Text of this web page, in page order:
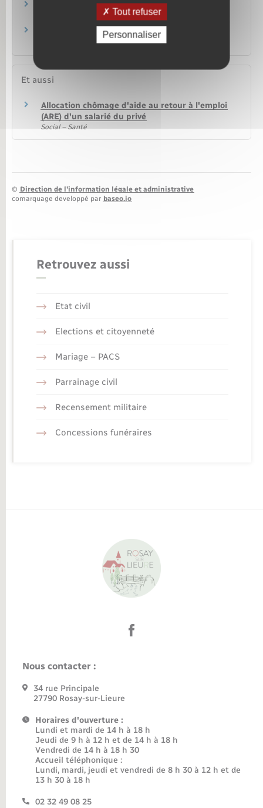
Faute grave ou lourde commise pendant un
préavis : quelles conséquences ?
Le salarié et l'employeur peuvent-ils régler un
conflit à l'amiable ?
Et aussi
Allocation chômage d'aide au retour à l'emploi
(ARE) d'un salarié du privé
Social – Santé
© Direction de l’information légale et administrative
comarquage developpé par baseo.io
Retrouvez aussi
Etat civil
Elections et citoyenneté
Mariage – PACS
Parrainage civil
Recensement militaire
Concessions funéraires
Nous contacter :
34 rue Principale
27790 Rosay-sur-Lieure
Horaires d'ouverture :
Lundi et mardi de 14 h à 18 h
Jeudi de 9 h à 12 h et de 14 h à 18 h
Vendredi de 14 h à 18 h 30
Accueil téléphonique :
Lundi, mardi, jeudi et vendredi de 8 h 30 à 12 h et de
13 h 30 à 18 h
02 32 49 08 25
Tout refuser
Personnaliser